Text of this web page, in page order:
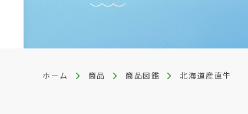
ホーム 商品 商品図鑑 北海道産直牛